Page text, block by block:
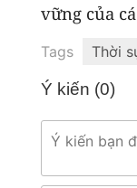
vững của
Tags Thời
Ý kiến (0)